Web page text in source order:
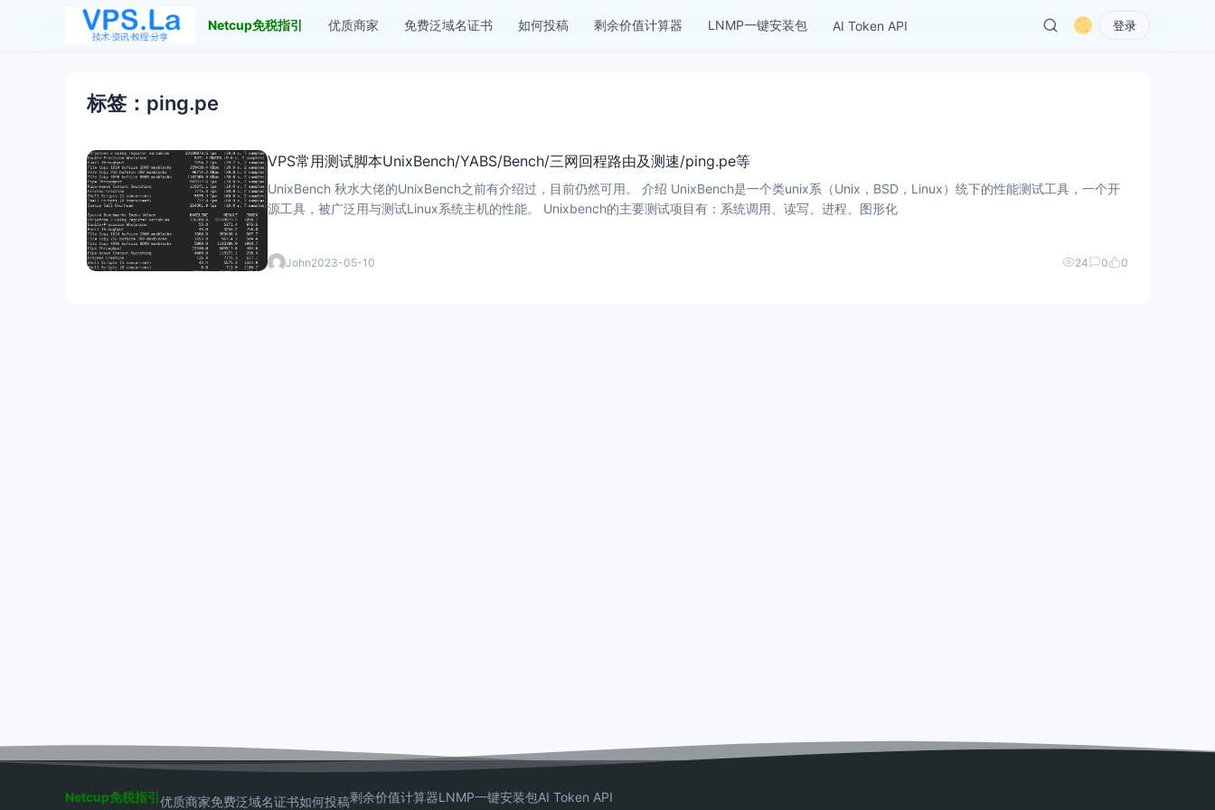
Netcup免税指引 优质商家 免费泛域名证书 如何投稿 剩余价值计算器 LNMP一键安装包 AI Token API 登录
标签：ping.pe
VPS常用测试脚本UnixBench/YABS/Bench/三网回程路由及测速/ping.pe等
UnixBench 秋水大佬的UnixBench之前有介绍过，目前仍然可用。 介绍 UnixBench是一个类unix系（Unix，BSD，Linux）统下的性能测试工具，一个开
源工具，被广泛用与测试Linux系统主机的性能。 Unixbench的主要测试项目有：系统调用、读写、进程、图形化
John2023-05-10 24 0 0
Netcup免税指引优质商家免费泛域名证书如何投稿剩余价值计算器LNMP一键安装包AI Token API